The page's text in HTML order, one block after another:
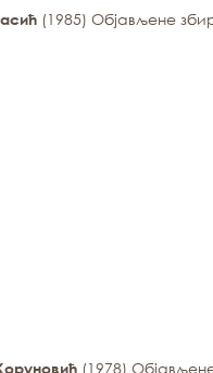
(1985) Објављене
(1978)